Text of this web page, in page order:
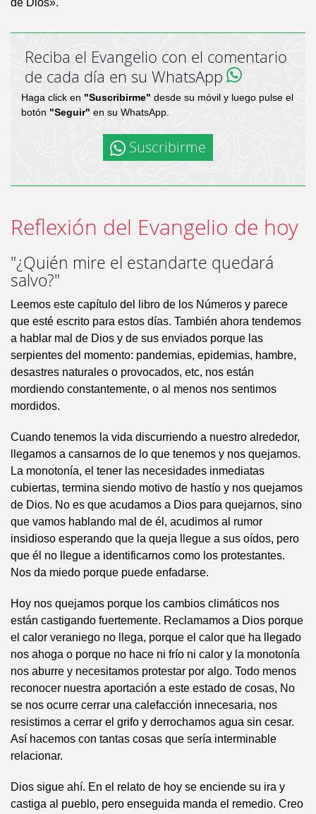
de Dios».
Reciba el Evangelio con el comentario
de cada día en su WhatsApp
Haga click en "Suscribirme" desde su móvil y luego pulse el
botón "Seguir" en su WhatsApp.
Suscribirme
Reflexión del Evangelio de hoy
"¿Quién mire el estandarte quedará
salvo?"
Leemos este capítulo del libro de los Números y parece
que esté escrito para estos días. También ahora tendemos
a hablar mal de Dios y de sus enviados porque las
serpientes del momento: pandemias, epidemias, hambre,
desastres naturales o provocados, etc, nos están
mordiendo constantemente, o al menos nos sentimos
mordidos.
Cuando tenemos la vida discurriendo a nuestro alrededor,
llegamos a cansarnos de lo que tenemos y nos quejamos.
La monotonía, el tener las necesidades inmediatas
cubiertas, termina siendo motivo de hastío y nos quejamos
de Dios. No es que acudamos a Dios para quejarnos, sino
que vamos hablando mal de él, acudimos al rumor
insidioso esperando que la queja llegue a sus oídos, pero
que él no llegue a identificarnos como los protestantes.
Nos da miedo porque puede enfadarse.
Hoy nos quejamos porque los cambios climáticos nos
están castigando fuertemente. Reclamamos a Dios porque
el calor veraniego no llega, porque el calor que ha llegado
nos ahoga o porque no hace ni frío ni calor y la monotonía
nos aburre y necesitamos protestar por algo. Todo menos
reconocer nuestra aportación a este estado de cosas, No
se nos ocurre cerrar una calefacción innecesaria, nos
resistimos a cerrar el grifo y derrochamos agua sin cesar.
Así hacemos con tantas cosas que sería interminable
relacionar.
Dios sigue ahí. En el relato de hoy se enciende su ira y
castiga al pueblo, pero enseguida manda el remedio. Creo